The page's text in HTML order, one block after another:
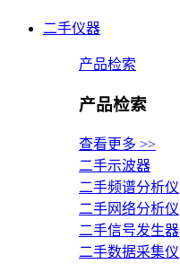
二手仪器
产品检索
产品检索
查看更多 >>
二手示波器
二手频谱分析仪
二手网络分析仪
二手信号发生器
二手数据采集仪